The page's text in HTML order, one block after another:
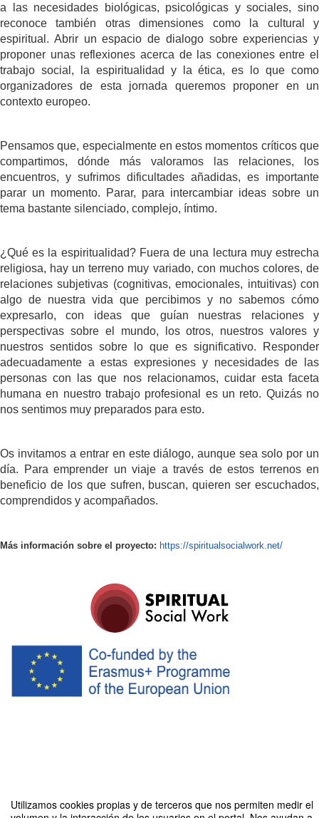
Utilizamos cookies propias y de terceros que nos permiten medir el
a las necesidades biológicas, psicológicas y sociales, sino
reconoce también otras dimensiones como la cultural y
espiritual. Abrir un espacio de dialogo sobre experiencias y
proponer unas reflexiones acerca de las conexiones entre el
trabajo social, la espiritualidad y la ética, es lo que como
organizadores de esta jornada queremos proponer en un
contexto europeo.
Pensamos que, especialmente en estos momentos críticos que
compartimos, dónde más valoramos las relaciones, los
encuentros, y sufrimos dificultades añadidas, es importante
parar un momento. Parar, para intercambiar ideas sobre un
tema bastante silenciado, complejo, íntimo.
¿Qué es la espiritualidad? Fuera de una lectura muy estrecha
religiosa, hay un terreno muy variado, con muchos colores, de
relaciones subjetivas (cognitivas, emocionales, intuitivas) con
algo de nuestra vida que percibimos y no sabemos cómo
expresarlo, con ideas que guían nuestras relaciones y
perspectivas sobre el mundo, los otros, nuestros valores y
nuestros sentidos sobre lo que es significativo. Responder
adecuadamente a estas expresiones y necesidades de las
personas con las que nos relacionamos, cuidar esta faceta
humana en nuestro trabajo profesional es un reto. Quizás no
nos sentimos muy preparados para esto.
Os invitamos a entrar en este diálogo, aunque sea solo por un
día. Para emprender un viaje a través de estos terrenos en
beneficio de los que sufren, buscan, quieren ser escuchados,
comprendidos y acompañados.
Más información sobre el proyecto: https://spiritualsocialwork.net/